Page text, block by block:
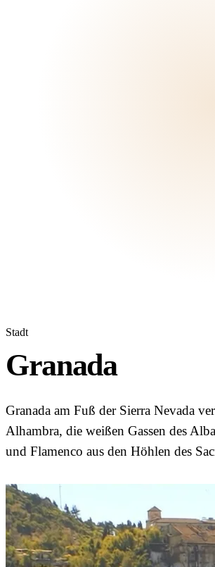
Stadt
Granada
Granada am Fuß der Sierra Nevada
Alhambra, die weißen Gassen des
und Flamenco aus den Höhlen des